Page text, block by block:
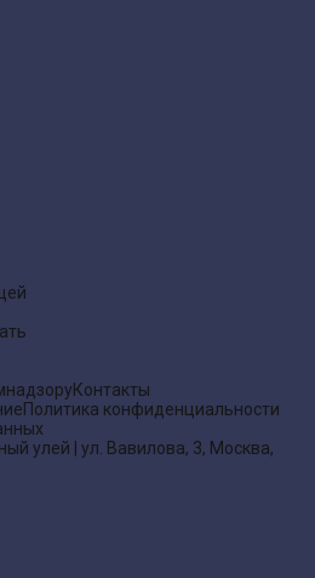
Контакты
Политика конфиденциальности
улей | ул. Вавилова, 3, Москва,